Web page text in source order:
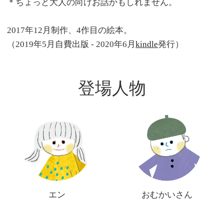
＊ちょっと大人の向けお話かもしれません。
2017年12月制作、4作目の絵本。
（2019年5月自費出版 - 2020年6月 kindle発行）
登場人物
エン おむかいさん